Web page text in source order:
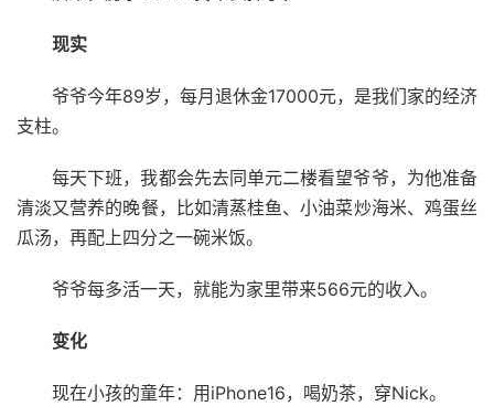
现实
爷爷今年89岁，每月退休金17000元，是我们家的经济
支柱。
每天下班，我都会先去同单元二楼看望爷爷，为他准备
清淡又营养的晚餐，比如清蒸桂鱼、小油菜炒海米、鸡蛋丝
瓜汤，再配上四分之一碗米饭。
爷爷每多活一天，就能为家里带来566元的收入。
变化
现在小孩的童年：用iPhone16，喝奶茶，穿Nick。